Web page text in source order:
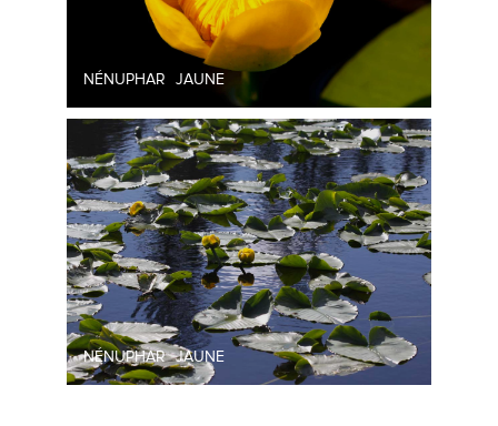
NÉNUPHAR JAUNE
NÉNUPHAR JAUNE